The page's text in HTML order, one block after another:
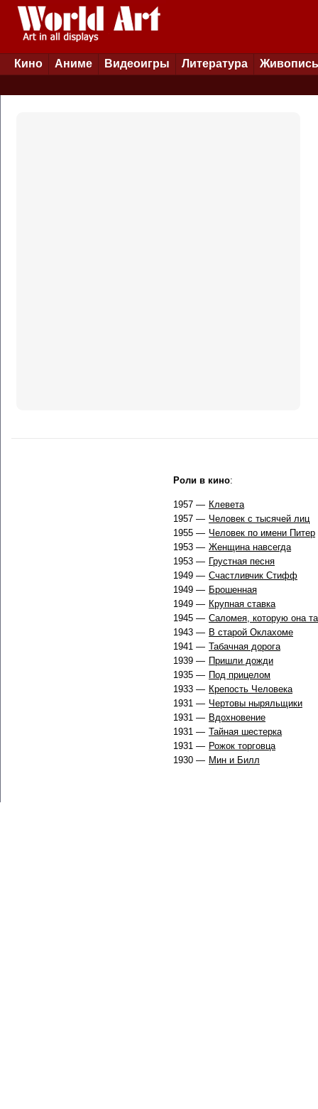
Кино Аниме Видеоигры Литература Живопись
Роли в кино:
1957 — Клевета
1957 — Человек с тысячей лиц
1955 — Человек по имени Питер
1953 — Женщина навсегда
1953 — Грустная песня
1949 — Счастливчик Стифф
1949 — Брошенная
1949 — Крупная ставка
1945 — Саломея, которую она
1943 — В старой Оклахоме
1941 — Табачная дорога
1939 — Пришли дожди
1935 — Под прицелом
1933 — Крепость Человека
1931 — Чертовы ныряльщики
1931 — Вдохновение
1931 — Тайная шестерка
1931 — Рожок торговца
1930 — Мин и Билл